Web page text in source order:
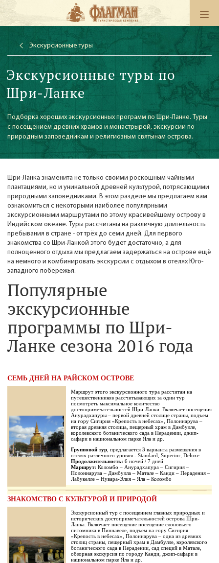
Экскурсионные туры
Экскурсионные туры по
Шри-Ланке
Подборка хороших экскурсионных программ по Шри-Ланке. Туры
с посещением древних храмов и монастрырей, экскурсии по
природным заповедникам и религиозным святынам острова.
Шри-Ланка знаменита не только своими роскошным чайными
плантациями, но и уникальной древней культурой, потрясающими
природными заповедниками. В этом разделе мы предлагаем вам
ознакомиться с некоторыми наиболее популярными
экскурсионными маршрутами по этому красивейшему острову в
Индийском океане. Туры рассчитаны на различную длительность
пребывания в стране - от трёх до семи дней. Для первого
знакомства со Шри-Ланкой этого будет достаточно, а для
полноценного отдыха мы предлагаем задержаться на острове ещё
на немного и комбинировать экскурсии с отдыхом в отелях Юго-
западного побережья.
Популярные
экскурсионные
программы по Шри-
Ланке сезона 2016 года
СЕМЬ ДНЕЙ НА РАЙСКОМ ОСТРОВЕ
Маршрут этого экскурсионного тура рассчитан на
путешественников рассчитывающих за один тур
посмотреть максимальное количество
достопримечательностей Шри-Ланки. Включает посещения
Анурадхапуры – первой древней столице страны, подъем
на гору Сигирия «Крепость в небесах», Полоннарува –
вторая древняя столица, пещерный храм в Дамбулле,
королевского ботанического сада в Перадении, джип-
сафари в национальном парке Яла и др.
Групповой тур , предлагается 3 варианта размещения в
отелях различного уровня - Standard, Superior, Deluxe.
Продолжительность: 6 ночей / 7 дней
Маршрут: Коломбо – Анурадхапура – Сигирия –
Полоннарува – Дамбулла – Матале – Канди – Перадения –
Лабукелле – Нувара-Элия – Яла – Коломбо
ЗНАКОМСТВО С КУЛЬТУРОЙ И ПРИРОДОЙ
Экскурсионный тур с посещением главных природных и
исторических достопримечательностей острова Шри-
Ланка. Включает посещение посещение слоновьего
питомника в Пиннавеле, подъем на гору Сигирия
«Крепость в небесах», Полоннарува – одна из древних
столиц страны, пещерный храм в Дамбулле, королевского
ботанического сада в Перадении, сад специй в Матале,
обзорная экскурсия по городу Канди, джип-сафари в
национальном парке Яла и др.